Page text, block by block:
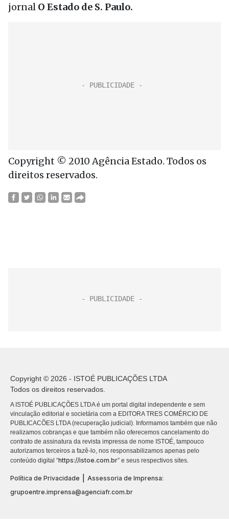
jornal O Estado de S. Paulo.
Copyright © 2010 Agência Estado. Todos os
direitos reservados.
Copyright © 2026 - ISTOÉ PUBLICAÇÕES LTDA
Todos os direitos reservados.
A ISTOÉ PUBLICAÇÕES LTDA é um portal digital independente e sem
vinculação editorial e societária com a EDITORA TRES COMÉRCIO DE
PUBLICACÕES LTDA (recuperação judicial). Informamos também que não
realizamos cobranças e que também não oferecemos cancelamento do
contrato de assinatura da revista impressa de nome ISTOÉ, tampouco
autorizamos terceiros a fazê-lo, nos responsabilizamos apenas pelo
conteúdo digital “https://istoe.com.br” e seus respectivos sites.
Política de Privacidade
Assessoria de Imprensa:
grupoentre.imprensa@agenciafr.com.br